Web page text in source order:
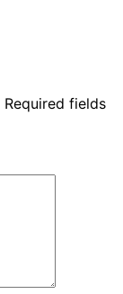
Required fields